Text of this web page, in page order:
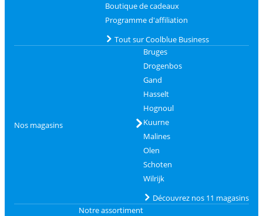
Boutique de cadeaux
Programme d'affiliation
Tout sur Coolblue Business
Nos magasins
Bruges
Drogenbos
Gand
Hasselt
Hognoul
Kuurne
Malines
Olen
Schoten
Wilrijk
Découvrez nos 11 magasins
Notre assortiment